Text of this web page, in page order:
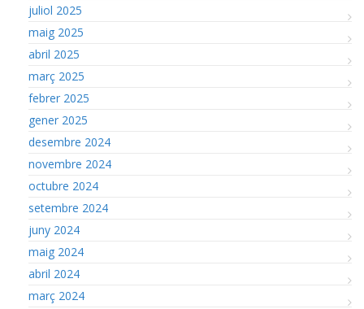
juliol 2025
maig 2025
abril 2025
març 2025
febrer 2025
gener 2025
desembre 2024
novembre 2024
octubre 2024
setembre 2024
juny 2024
maig 2024
abril 2024
març 2024